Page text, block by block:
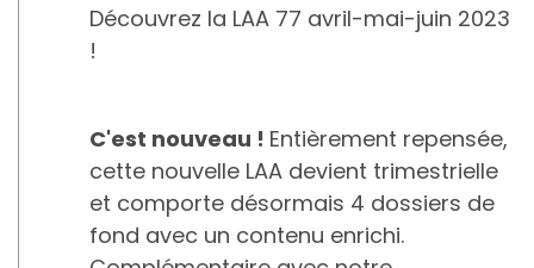
Découvrez la LAA 77 avril-mai-juin 2023
!
C'est nouveau ! Entièrement repensée,
cette nouvelle LAA devient trimestrielle
et comporte désormais 4 dossiers de
fond avec un contenu enrichi.